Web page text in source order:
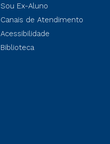
Sou Ex-Aluno
Canais de Atendimento
Acessibilidade
Biblioteca